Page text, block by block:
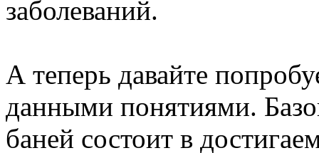
заболеваний.
А теперь давайте
данными понятиями.
баней состоит в